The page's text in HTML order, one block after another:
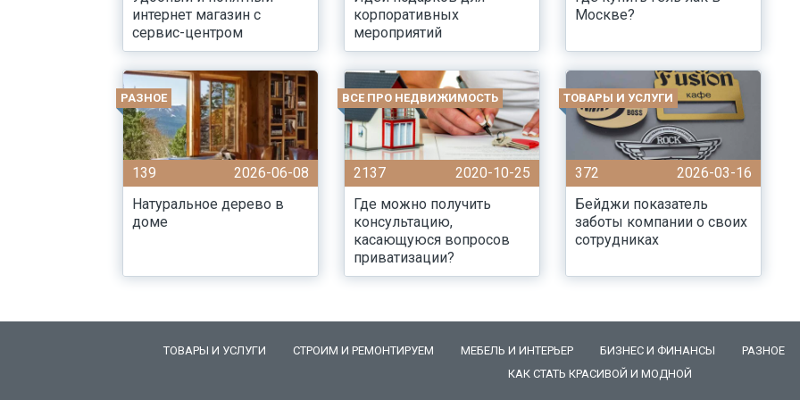
интернет магазин с
сервис-центром
корпоративных
мероприятий
Москве?
РАЗНОЕ
139
2026-06-08
Натуральное дерево в
доме
ВСЕ ПРО НЕДВИЖИМОСТЬ
2137
2020-10-25
Где можно получить
консультацию,
касающуюся вопросов
приватизации?
ТОВАРЫ И УСЛУГИ
372
2026-03-16
Бейджи показатель
заботы компании о своих
сотрудниках
ТОВАРЫ И УСЛУГИ СТРОИМ И РЕМОНТИРУЕМ МЕБЕЛЬ И ИНТЕРЬЕР БИЗНЕС И ФИНАНСЫ РАЗНОЕ
КАК СТАТЬ КРАСИВОЙ И МОДНОЙ